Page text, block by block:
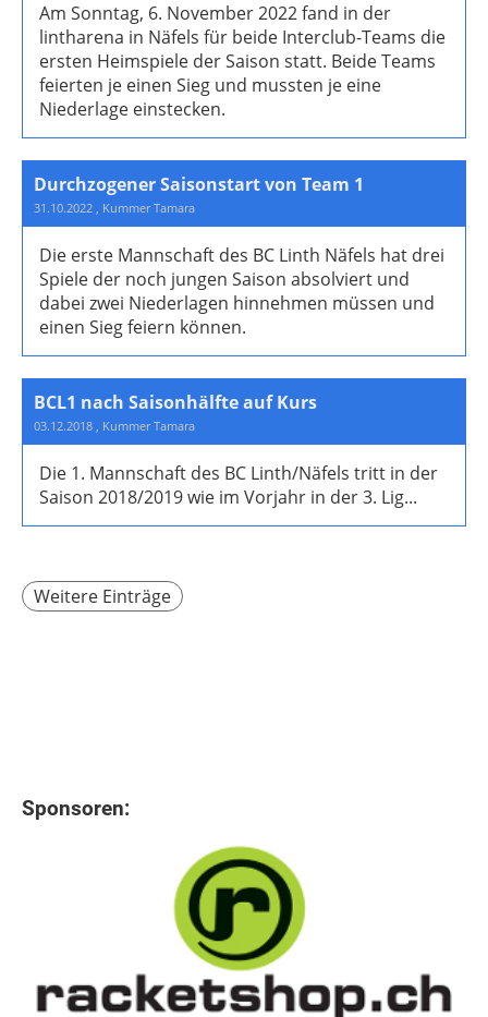
Am Sonntag, 6. November 2022 fand in der
lintharena in Näfels für beide Interclub-Teams die
ersten Heimspiele der Saison statt. Beide Teams
feierten je einen Sieg und mussten je eine
Niederlage einstecken.
Durchzogener Saisonstart von Team 1
31.10.2022 , Kummer Tamara
Die erste Mannschaft des BC Linth Näfels hat drei
Spiele der noch jungen Saison absolviert und
dabei zwei Niederlagen hinnehmen müssen und
einen Sieg feiern können.
BCL1 nach Saisonhälfte auf Kurs
03.12.2018 , Kummer Tamara
Die 1. Mannschaft des BC Linth/Näfels tritt in der
Saison 2018/2019 wie im Vorjahr in der 3. Lig...
Weitere Einträge
Sponsoren: